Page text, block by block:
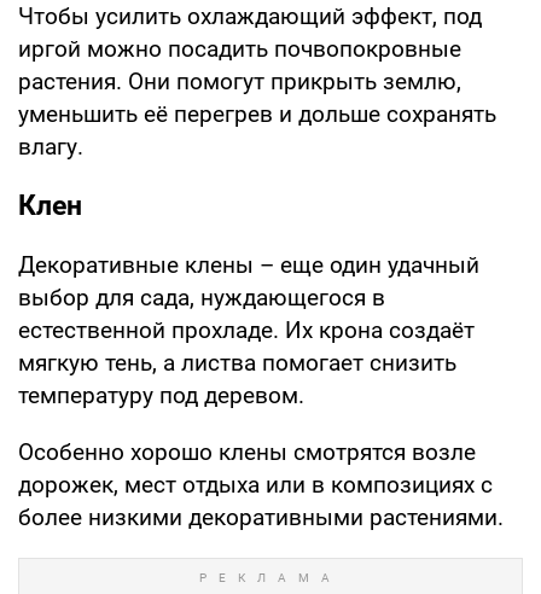
Чтобы усилить охлаждающий эффект, под
иргой можно посадить почвопокровные
растения. Они помогут прикрыть землю,
уменьшить её перегрев и дольше сохранять
влагу.
Клен
Декоративные клены – еще один удачный
выбор для сада, нуждающегося в
естественной прохладе. Их крона создаёт
мягкую тень, а листва помогает снизить
температуру под деревом.
Особенно хорошо клены смотрятся возле
дорожек, мест отдыха или в композициях с
более низкими декоративными растениями.